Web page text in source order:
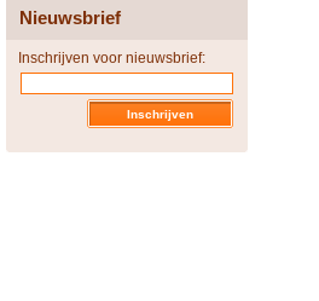
Nieuwsbrief
Inschrijven voor nieuwsbrief: